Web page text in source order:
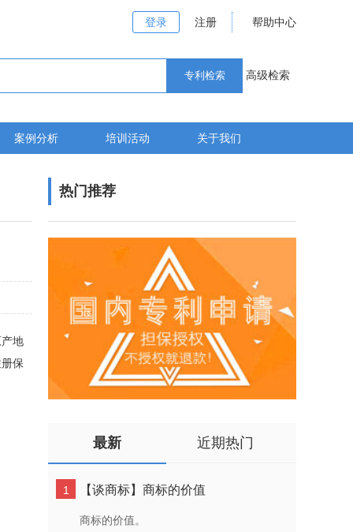
登录 注册 帮助中心
高级检索
案例分析 培训活动 关于我们
地
保
热门推荐
最新 近期热门
1 【谈商标】商标的价值
商标的价值。